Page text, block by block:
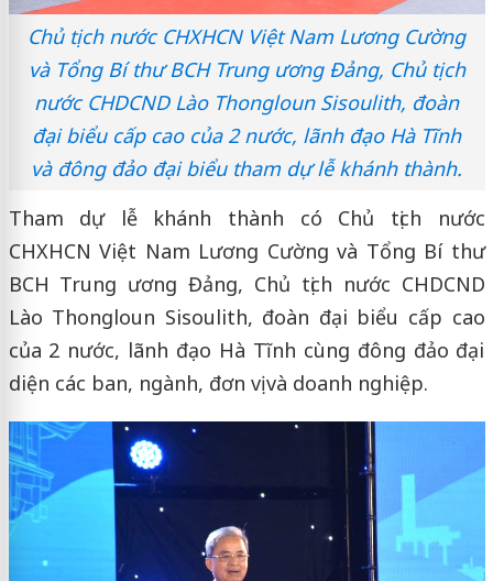
Chủ tịch nước CHXHCN Việt Nam Lương Cường
và Tổng Bí thư BCH Trung ương Đảng, Chủ tịch
nước CHDCND Lào Thongloun Sisoulith, đoàn
đại biểu cấp cao của 2 nước, lãnh đạo Hà Tĩnh
và đông đảo đại biểu tham dự lễ khánh thành.
Tham dự lễ khánh thành có Chủ tịch nước
CHXHCN Việt Nam Lương Cường và Tổng Bí thư
BCH Trung ương Đảng, Chủ tịch nước CHDCND
Lào Thongloun Sisoulith, đoàn đại biểu cấp cao
của 2 nước, lãnh đạo Hà Tĩnh cùng đông đảo đại
diện các ban, ngành, đơn vị và doanh nghiệp.